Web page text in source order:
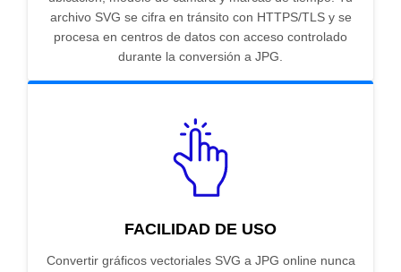
archivo SVG se cifra en tránsito con HTTPS/TLS y se
procesa en centros de datos con acceso controlado
durante la conversión a JPG.
FACILIDAD DE USO
Convertir gráficos vectoriales SVG a JPG online nunca